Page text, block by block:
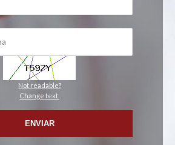
Not readable?
Change text.
ENVIAR